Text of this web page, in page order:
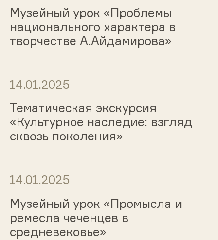
Музейный урок «Проблемы
национального характера в
творчестве А.Айдамирова»
14.01.2025
Тематическая экскурсия
«Культурное наследие: взгляд
сквозь поколения»
14.01.2025
Музейный урок «Промысла и
ремесла чеченцев в
средневековье»